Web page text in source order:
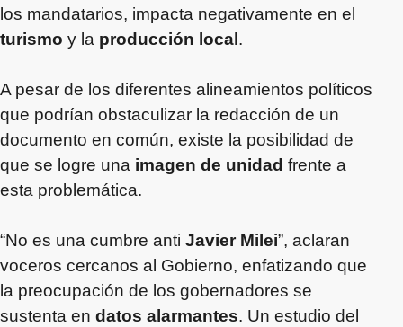
los mandatarios, impacta negativamente en el
turismo y la producción local .
A pesar de los diferentes alineamientos políticos
que podrían obstaculizar la redacción de un
documento en común, existe la posibilidad de
que se logre una imagen de unidad frente a
esta problemática.
“No es una cumbre anti Javier Milei”, aclaran
voceros cercanos al Gobierno, enfatizando que
la preocupación de los gobernadores se
sustenta en datos alarmantes. Un estudio del